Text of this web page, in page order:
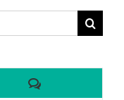
Comentaris